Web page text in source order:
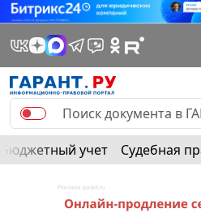
Бюджетный учет Судебная